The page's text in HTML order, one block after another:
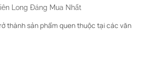
Long Đáng Mua Nhất
thành sản phẩm quen thuộc tại các văn